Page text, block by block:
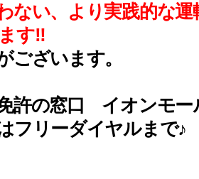
ない、より実践的な運
す‼
ざいます。
許の窓口 イオンモー
フリーダイヤルまで♪